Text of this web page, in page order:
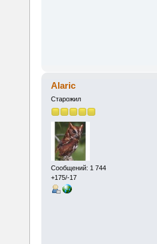
Alaric
Старожил
Сообщений: 1 744
+175/-17